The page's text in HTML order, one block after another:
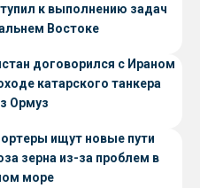
к выполнению задач
Востоке
договорился с Ираном
катарского танкера
Ормуз
ищут новые пути
зерна из-за проблем в
море